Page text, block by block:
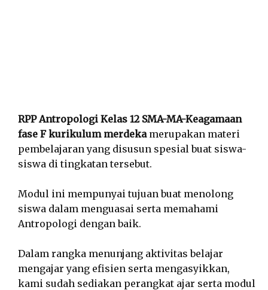
RPP Antropologi Kelas 12 SMA-MA-Keagamaan
fase F kurikulum merdekamerupakan materi
pembelajaran yang disusun spesial buat siswa-
siswa di tingkatan tersebut.
Modul ini mempunyai tujuan buat menolong
siswa dalam menguasai serta memahami
Antropologi dengan baik.
Dalam rangka menunjang aktivitas belajar
mengajar yang efisien serta mengasyikkan,
kami sudah sediakan perangkat ajar serta modul